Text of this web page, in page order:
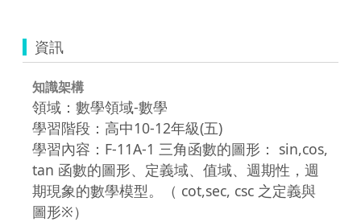
資訊
知識架構
領域：數學領域-數學
學習階段：高中10-12年級(五)
學習內容：F-11A-1 三角函數的圖形： sin,cos,
tan 函數的圖形、定義域、值域、週期性，週
期現象的數學模型。（ cot,sec, csc 之定義與
圖形※）